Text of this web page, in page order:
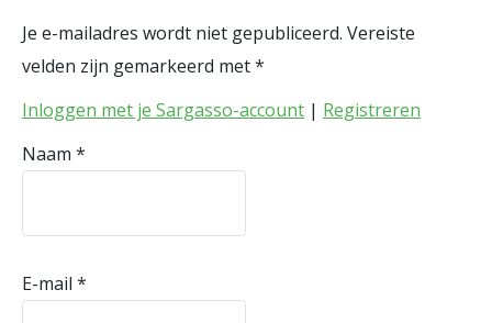
Je e-mailadres wordt niet gepubliceerd. Vereiste
velden zijn gemarkeerd met*
Inloggen met je Sargasso-account | Registreren
Naam *
E-mail *